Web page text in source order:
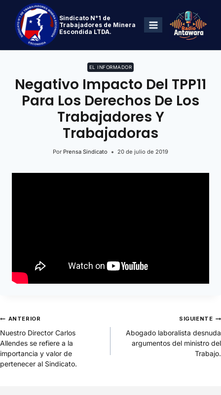
Sindicato N°1 de
Trabajadores de Minera
Escondida LTDA.
EL INFORMADOR
Negativo Impacto Del TPP11
Para Los Derechos De Los
Trabajadores Y
Trabajadoras
Por Prensa Sindicato 20 de julio de 2019
ANTERIOR
Nuestro Director Carlos
Allendes se refiere a la
importancia y valor de
pertenecer al Sindicato.
SIGUIENTE
Abogado laboralista desnuda
argumentos del ministro del
Trabajo.